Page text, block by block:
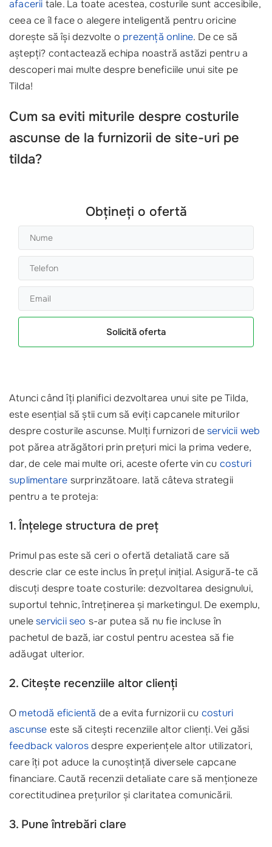
afacerii tale. La toate acestea, costurile sunt accesibile,
ceea ce îl face o alegere inteligentă pentru oricine
dorește să își dezvolte o prezență online. De ce să
aștepți? contactează echipa noastră astăzi pentru a
descoperi mai multe despre beneficiile unui site pe
Tilda!
Cum sa eviti miturile despre costurile
ascunse de la furnizorii de site-uri pe
tilda?
Obțineți o ofertă
Solicită oferta
Atunci când îți planifici dezvoltarea unui site pe Tilda,
este esențial să știi cum să eviți capcanele miturilor
despre costurile ascunse. Mulți furnizori deservicii web
pot părea atrăgători prin prețuri mici la prima vedere,
dar, de cele mai multe ori, aceste oferte vin cu costuri
suplimentare surprinzătoare. Iată câteva strategii
pentru a te proteja:
1. Înțelege structura de preț
Primul pas este să ceri o ofertă detaliată care să
descrie clar ce este inclus în prețul inițial. Asigură-te că
discuți despre toate costurile: dezvoltarea designului,
suportul tehnic, întreținerea și marketingul. De exemplu,
uneleservicii seo s-ar putea să nu fie incluse în
pachetul de bază, iar costul pentru acestea să fie
adăugat ulterior.
2. Citește recenziile altor clienți
O metodă eficientă de a evita furnizorii cu costuri
ascunse este să citești recenziile altor clienți. Vei găsi
feedback valorosdespre experiențele altor utilizatori,
care îți pot aduce la cunoștință diversele capcane
financiare. Caută recenzii detaliate care să menționeze
corectitudinea prețurilor și claritatea comunicării.
3. Pune întrebări clare